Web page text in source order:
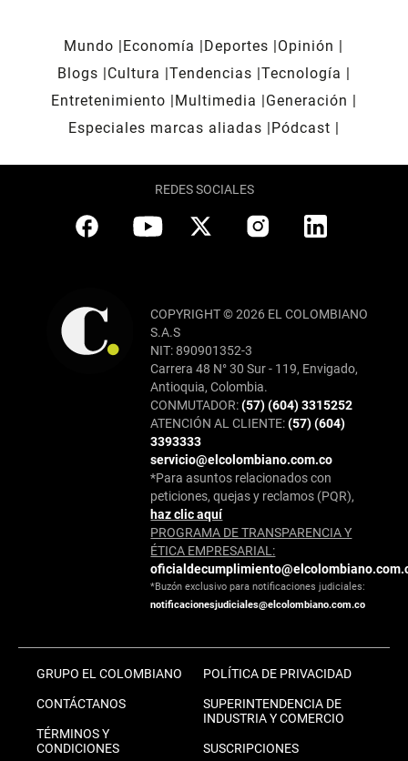
Mundo Economía Deportes
Opinión
Blogs
Cultura Tendencias Tecnología
Entretenimiento
Multimedia
Generación
Especiales marcas aliadas
Pódcast
REDES SOCIALES
COPYRIGHT © 2026 EL COLOMBIANO
S.A.S
NIT: 890901352-3
Carrera 48 N° 30 Sur - 119, Envigado,
Antioquia, Colombia.
CONMUTADOR:(57) (604) 3315252
ATENCIÓN AL CLIENTE:(57) (604)
3393333
servicio@elcolombiano.com.co
*Para asuntos relacionados con
peticiones, quejas y reclamos (PQR),
haz clic aquí
PROGRAMA DE TRANSPARENCIA Y
ÉTICA EMPRESARIAL:
*Buzón exclusivo para notificaciones judiciales:
notificacionesjudiciales@elcolombiano.com.co
GRUPO EL COLOMBIANO
CONTÁCTANOS
TÉRMINOS Y
CONDICIONES
POLÍTICA DE PRIVACIDAD
SUPERINTENDENCIA DE
INDUSTRIA Y COMERCIO
SUSCRIPCIONES